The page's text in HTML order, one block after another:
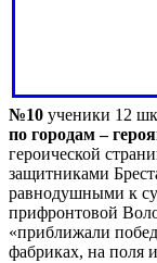
№10 ученики 12
по городам –
героической
защитниками
равнодушными к
прифронтовой
«приближали
фабриках, на поля